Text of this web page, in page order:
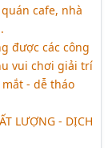
cafe, nhà
được các công
vui chơi giải trí
- dễ tháo
LƯỢNG - DỊCH